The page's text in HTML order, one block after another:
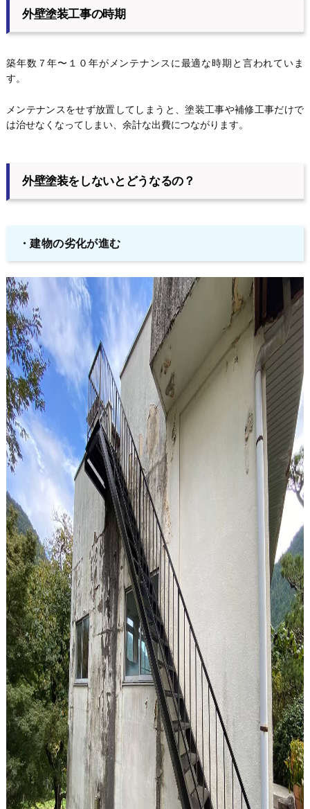
外壁塗装工事の時期
築年数７年〜１０年がメンテナンスに最適な時期と言われていま
す。
メンテナンスをせず放置してしまうと、塗装工事や補修工事だけで
は治せなくなってしまい、余計な出費につながります。
外壁塗装をしないとどうなるの？
・建物の劣化が進む